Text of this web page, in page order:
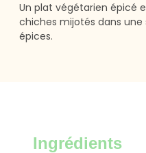
Un plat végétarien épicé
chiches mijotés dans
épices.
Ingrédients